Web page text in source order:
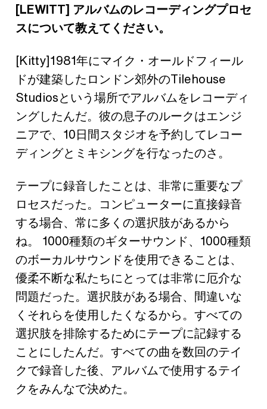
[LEWITT] アルバムのレコーディングプロセ
スについて教えてください。
[Kitty]1981年にマイク・オールドフィール
ドが建築したロンドン郊外のTilehouse
Studiosという場所でアルバムをレコーディ
ングしたんだ。彼の息子のルークはエンジ
ニアで、10日間スタジオを予約してレコー
ディングとミキシングを行なったのさ。
テープに録音したことは、非常に重要なプ
ロセスだった。コンピューターに直接録音
する場合、常に多くの選択肢があるから
ね。 1000種類のギターサウンド、1000種類
のボーカルサウンドを使用できることは、
優柔不断な私たちにとっては非常に厄介な
問題だった。選択肢がある場合、間違いな
くそれらを使用したくなるから。すべての
選択肢を排除するためにテープに記録する
ことにしたんだ。すべての曲を数回のテイ
クで録音した後、アルバムで使用するテイ
クをみんなで決めた。